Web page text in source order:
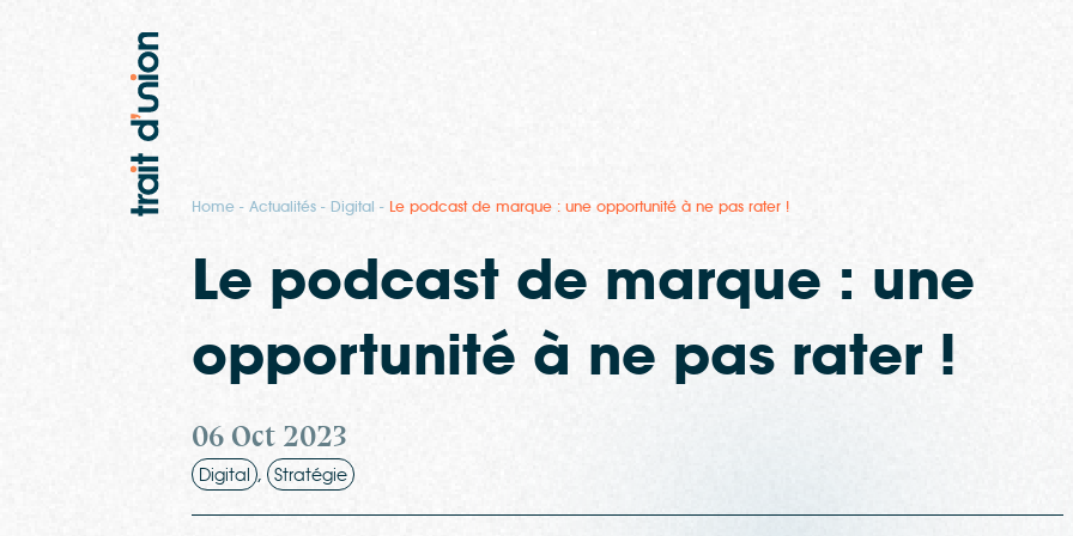
Home Actualités Digital Le podcast de marque : une opportunité à ne pas rater !
Le podcast de marque : une
opportunité à ne pas rater !
06 Oct 2023
Digital , Stratégie